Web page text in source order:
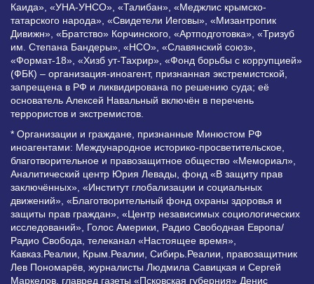
Каида», «УНА-УНСО», «Талибан», «Меджлис крымско-
татарского народа», «Свидетели Иеговы», «Мизантропик
Дивижн», «Братство» Корчинского, «Артподготовка», «Тризуб
им. Степана Бандеры», «НСО», «Славянский союз»,
«Формат-18», «Хизб ут-Тахрир», «Фонд борьбы с коррупцией»
(ФБК) – организация-иноагент, признанная экстремистской,
запрещена в РФ и ликвидирована по решению суда; её
основатель Алексей Навальный включён в перечень
террористов и экстремистов.
* Организации и граждане, признанные Минюстом РФ
иноагентами: Международное историко-просветительское,
благотворительное и правозащитное общество «Мемориал»,
Аналитический центр Юрия Левады, фонд «В защиту прав
заключённых», «Институт глобализации и социальных
движений», «Благотворительный фонд охраны здоровья и
защиты прав граждан», «Центр независимых социологических
исследований», Голос Америки, Радио Свободная Европа/
Радио Свобода, телеканал «Настоящее время»,
Кавказ.Реалии, Крым.Реалии, Сибирь.Реалии, правозащитник
Лев Пономарёв, журналисты Людмила Савицкая и Сергей
Маркелов, главред газеты «Псковская губерния» Денис